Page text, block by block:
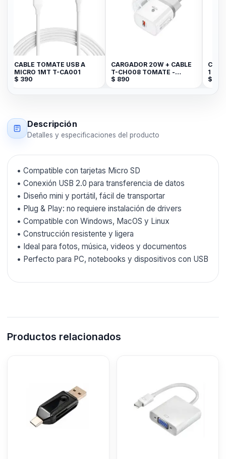
CABLE TOMATE USB A
MICRO 1MT T-CA001
$ 390
CARGADOR 20W + CABLE
T-CH008 TOMATE -
MICRO
$ 890
1
$
Descripción
Detalles y especificaciones del producto
• Compatible con tarjetas Micro SD
• Conexión USB 2.0 para transferencia de datos
• Diseño mini y portátil, fácil de transportar
• Plug & Play: no requiere instalación de drivers
• Compatible con Windows, MacOS y Linux
• Construcción resistente y ligera
• Ideal para fotos, música, videos y documentos
• Perfecto para PC, notebooks y dispositivos con USB
Productos relacionados